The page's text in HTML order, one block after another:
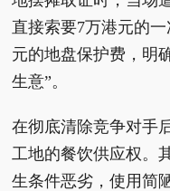
直接索要7万港元的
元的地盘保护费，明
生意”。
在彻底清除竞争对手
工地的餐饮供应权。
生条件恶劣，使用简